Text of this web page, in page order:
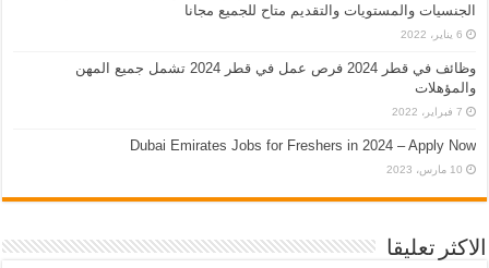
الجنسيات والمستويات والتقديم متاح للجميع مجانا
6 يناير، 2022
وظائف في قطر 2024 فرص عمل في قطر 2024 تشمل جميع المهن
والمؤهلات
7 فبراير، 2022
Dubai Emirates Jobs for Freshers in 2024 – Apply Now
10 مارس، 2023
الاكثر تعليقا